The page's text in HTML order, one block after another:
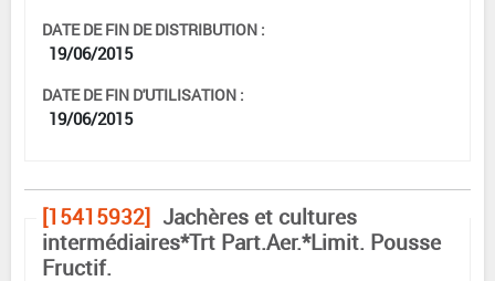
DATE DE FIN DE DISTRIBUTION :
19/06/2015
DATE DE FIN D'UTILISATION :
19/06/2015
[15415932] Jachères et cultures
intermédiaires*Trt Part.Aer.*Limit. Pousse
Fructif.
DOSE MAX